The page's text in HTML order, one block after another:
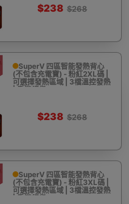
$238 $268
SuperV 四區智能發熱背心
(不包含充電寶) - 粉紅2XL碼 |
可選擇發熱區域 | 3檔溫控發熱
| 香港行貨
$238 $268
SuperV 四區智能發熱背心
(不包含充電寶) - 粉紅3XL碼 |
可選擇發熱區域 | 3檔溫控發熱
| 香港行貨